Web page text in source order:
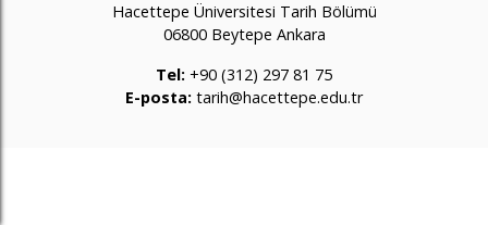
Hacettepe Üniversitesi Tarih Bölümü
06800 Beytepe Ankara
Tel: +90 (312) 297 81 75
E-posta: tarih@hacettepe.edu.tr